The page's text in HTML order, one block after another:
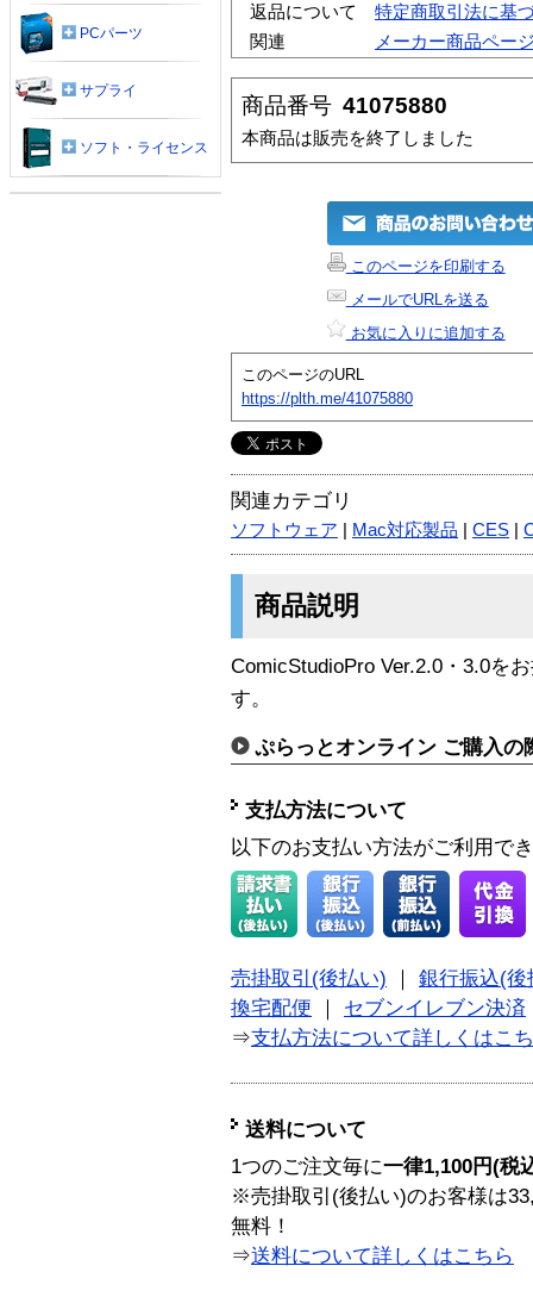
返品について
特定商取引法に基
関連
メーカー商品ペー
商品番号 41075880
本商品は販売を終了しました
このページを印刷する
メールでURLを送る
お気に入りに追加する
このページのURL
https://plth.me/41075880
関連カテゴリ
ソフトウェア Mac対応製品 CES
商品説明
ComicStudioPro Ver.2.0・3.0を
す。
ぷらっとオンライン ご購入の
支払方法について
以下のお支払い方法がご利用で
売掛取引(後払い)
銀行振込(後
換宅配便
セブンイレブン決済
⇒支払方法について詳しくはこ
送料について
1つのご注文毎に一律1,100円(税
※売掛取引(後払い)のお客様は
無料！
⇒送料について詳しくはこちら
PCパーツ
サプライ
ソフト・ライセンス